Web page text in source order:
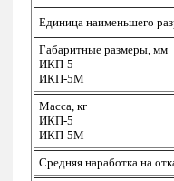
Единица наименьшего
Габаритные размеры, мм
ИКП-5
ИКП-5М
Масса, кг
ИКП-5
ИКП-5М
Средняя наработка на